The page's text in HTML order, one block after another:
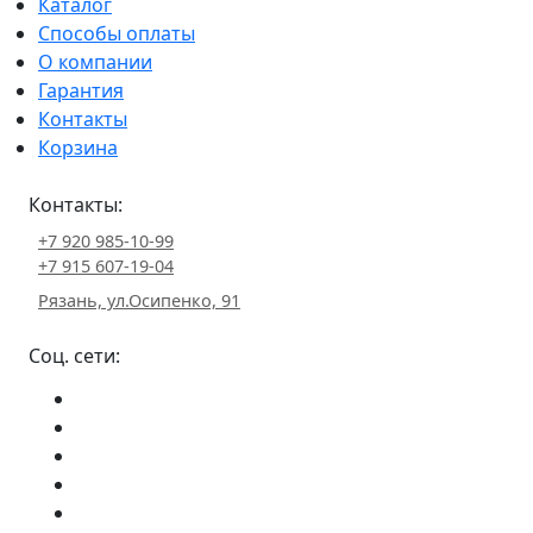
Способы оплаты
О компании
Гарантия
Контакты
Корзина
Контакты:
+7 920 985-10-99
+7 915 607-19-04
Рязань, ул.Осипенко, 91
Соц. сети: